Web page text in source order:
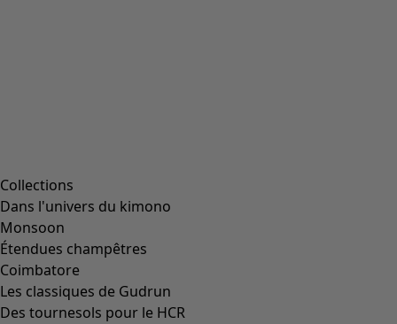
Collections
Dans l'univers du kimono
Monsoon
Étendues champêtres
Coimbatore
Les classiques de Gudrun
Des tournesols pour le HCR